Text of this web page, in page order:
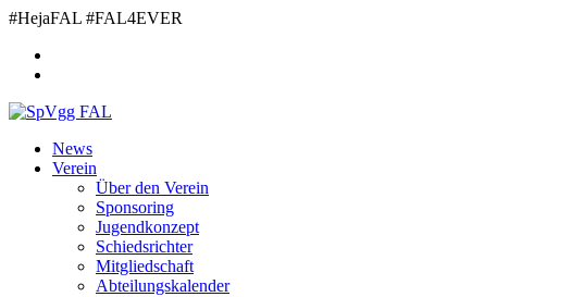
Zum
springen
#HejaFAL #FAL4EVER
News
Verein
Über den Verein
Sponsoring
Jugendkonzept
Schiedsrichter
Mitgliedschaft
Abteilungskalender